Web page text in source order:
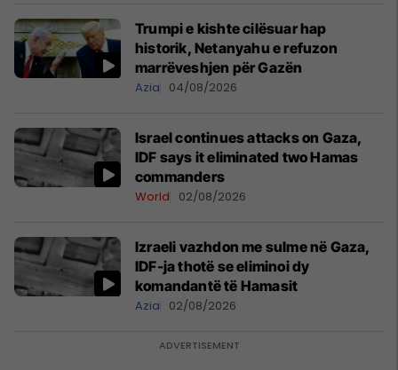
Trumpi e kishte cilësuar hap
historik, Netanyahu e refuzon
marrëveshjen për Gazën
Azia 04/08/2026
Israel continues attacks on Gaza,
IDF says it eliminated two Hamas
commanders
World 02/08/2026
Izraeli vazhdon me sulme në Gaza,
IDF-ja thotë se eliminoi dy
komandantë të Hamasit
Azia 02/08/2026